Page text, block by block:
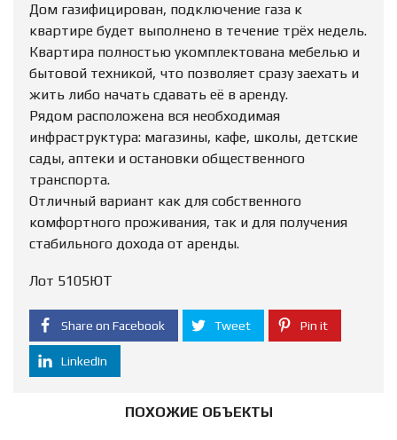
Дом газифицирован, подключение газа к
квартире будет выполнено в течение трёх недель.
Квартира полностью укомплектована мебелью и
бытовой техникой, что позволяет сразу заехать и
жить либо начать сдавать её в аренду.
Рядом расположена вся необходимая
инфраструктура: магазины, кафе, школы, детские
сады, аптеки и остановки общественного
транспорта.
Отличный вариант как для собственного
комфортного проживания, так и для получения
стабильного дохода от аренды.
Лот 5105ЮТ
Share on Facebook Tweet Pin it
LinkedIn
ПОХОЖИЕ ОБЪЕКТЫ